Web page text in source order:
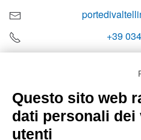
+39
Orari di
Questo sito web
dati personali
utenti